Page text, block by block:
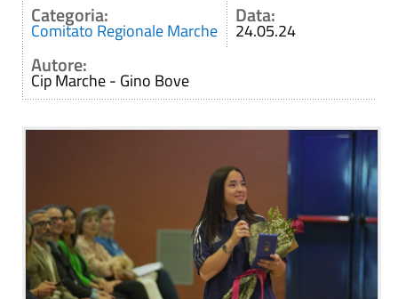
Categoria:
Comitato Regionale Marche
Data:
24.05.24
Autore:
Cip Marche - Gino Bove